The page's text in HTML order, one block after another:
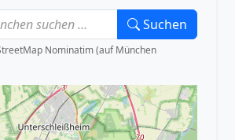
Suchen
Nominatim (auf München